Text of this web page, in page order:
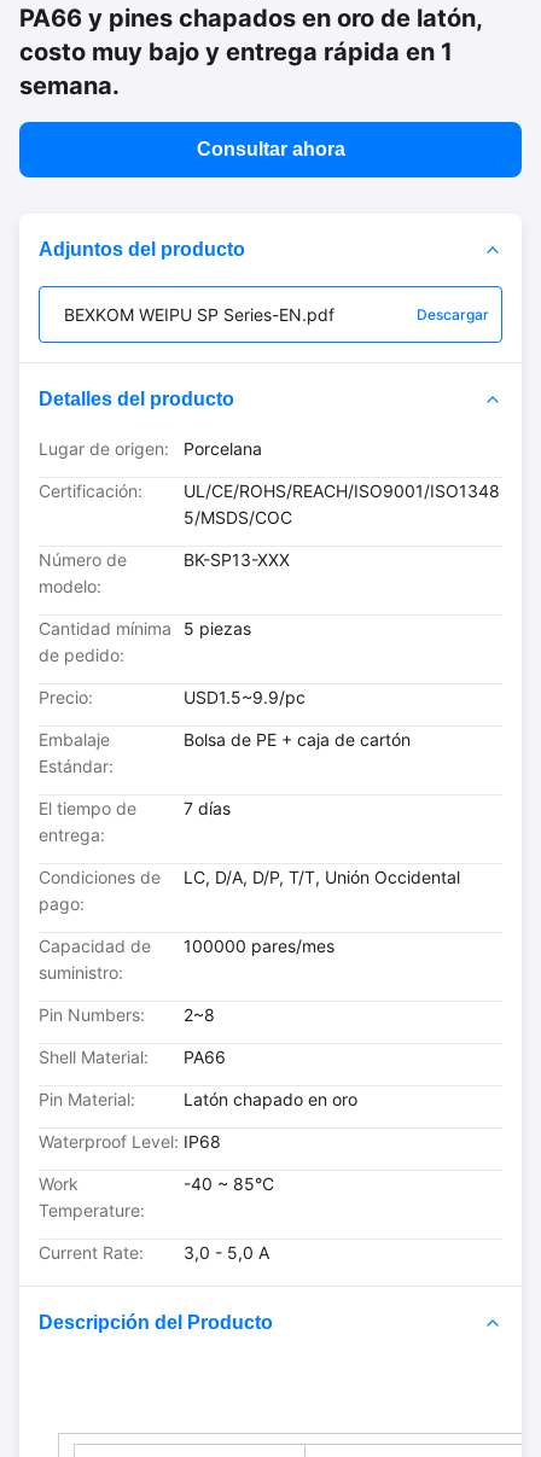
PA66 y pines chapados en oro de latón,
costo muy bajo y entrega rápida en 1
semana.
Consultar ahora
Adjuntos del producto
BEXKOM WEIPU SP Series-EN.pdf Descargar
Detalles del producto
Lugar de origen: Porcelana
Certificación:
UL/CE/ROHS/REACH/ISO9001/ISO1348
5/MSDS/COC
Número de
modelo:
BK-SP13-XXX
Cantidad mínima
de pedido:
5 piezas
Precio: USD1.5~9.9/pc
Embalaje
Estándar:
Bolsa de PE + caja de cartón
El tiempo de
entrega:
7 días
Condiciones de
pago:
LC, D/A, D/P, T/T, Unión Occidental
Capacidad de
suministro:
100000 pares/mes
Pin Numbers: 2~8
Shell Material: PA66
Pin Material: Latón chapado en oro
Waterproof Level: IP68
Work
Temperature:
-40 ~ 85°C
Current Rate: 3,0 - 5,0 A
Descripción del Producto